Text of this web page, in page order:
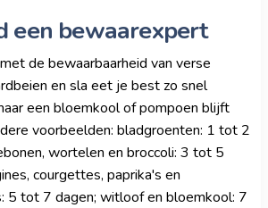
een bewaarexpert
de bewaarbaarheid van verse
en sla eet je best zo snel
een bloemkool of pompoen blijft
voorbeelden: bladgroenten: 1 tot 2
wortelen en broccoli: 3 tot 5
courgettes, paprika's en
5 tot 7 dagen; witloof en bloemkool: 7